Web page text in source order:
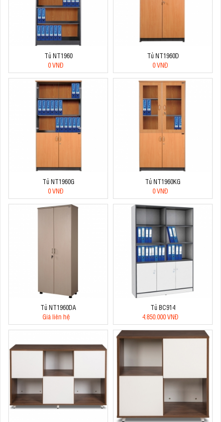
Tủ NT1960
0 VNĐ
Tủ NT1960D
0 VNĐ
Tủ NT1960G
0 VNĐ
Tủ NT1960KG
0 VNĐ
Tủ NT1960DA
Giá liên hệ
Tủ BC914
4.850.000 VNĐ